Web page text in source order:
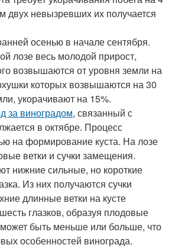
двух невызревших их получается
осенью в начале сентября.
лозе весь молодой прирост,
возвышаются от уровня земли на
которых возвышаются на 30
укорачивают на 15%.
за виноградом, связанный с
в октябре. Процесс
на формирование куста. На лозе
ветки и сучки замещения.
нижние сильные, но короткие
Из них получаются сучки
длинные ветки на кусте
глазков, образуя плодовые
быть меньше или больше, что
особенностей винограда.